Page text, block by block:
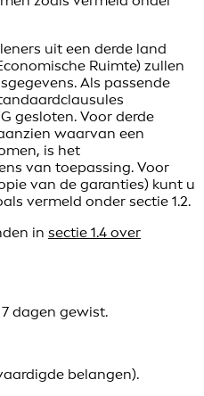
uit een derde land
Ruimte) zullen
Als passende
gesloten. Voor derde
waarvan een
is het
van toepassing. Voor
van de garanties) kunt u
vermeld onder sectie 1.2.
in sectie 1.4 over
dagen gewist.
belangen).